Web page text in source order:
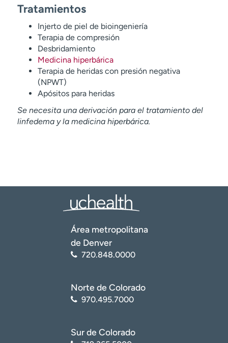
Tratamientos
Injerto de piel de bioingeniería
Terapia de compresión
Desbridamiento
Medicina hiperbárica
Terapia de heridas con presión negativa
(NPWT)
Apósitos para heridas
Se necesita una derivación para el tratamiento del
linfedema y la medicina hiperbárica.
Área metropolitana
de Denver
720.848.0000
Norte de Colorado
970.495.7000
Sur de Colorado